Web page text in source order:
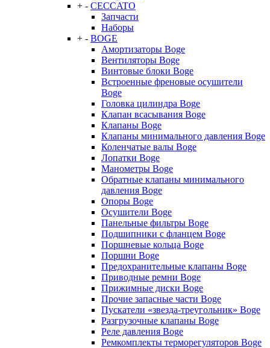
+ - CECCATO
Запчасти
Наборы
+ - BOGE
Амортизаторы Boge
Вентиляторы Boge
Винтовые блоки Boge
Встроенные френовые осушители
Boge
Головка цилиндра Boge
Клапан всасывания Boge
Клапаны Boge
Клапаны минимального давления Boge
Коленчатые валы Boge
Лопатки Boge
Манометры Boge
Обратные клапаны минимального
давления Boge
Опоры Boge
Осушители Boge
Панельные фильтры Boge
Подшипники с фланцем Boge
Поршневые кольца Boge
Поршни Boge
Предохранительные клапаны Boge
Приводные ремни Boge
Прижимные диски Boge
Прочие запасные части Boge
Пускатели «звезда-треугольник» Boge
Разгрузочные клапаны Boge
Реле давления Boge
Ремкомплекты терморегуляторов Boge